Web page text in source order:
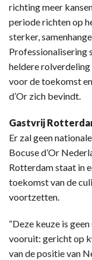
richting meer
periode richten op
sterker,
Professionalisering
heldere
voor de toekomst
d’Or zich bevindt.
Gastvrij
Er zal geen
Bocuse d’Or
Rotterdam staat in
toekomst van de
voortzetten.
“Deze keuze is
vooruit: gericht op
van de positie van